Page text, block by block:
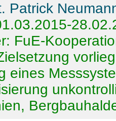
Patrick
FuE-
eines